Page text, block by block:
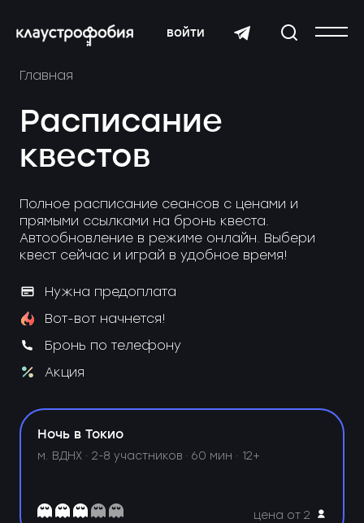
войти
Главная
Расписание
квестов
Полное расписание сеансов с ценами и
прямыми ссылками на бронь квеста.
Автообновление в режиме онлайн. Выбери
квест сейчас и играй в удобное время!
Нужна предоплата
Вот-вот начнется!
Бронь по телефону
Акция
Ночь в Токио
м. ВДНХ ·2-8 участников · 60 мин · 12+
цена от 2